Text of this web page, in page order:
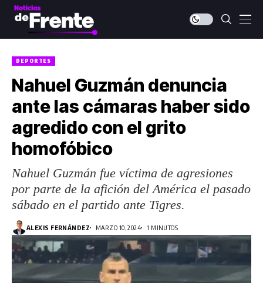
DEPORTES
Nahuel Guzmán denuncia
ante las cámaras haber sido
agredido con el grito
homofóbico
Nahuel Guzmán fue víctima de agresiones
por parte de la afición del América el pasado
sábado en el partido ante Tigres.
ALEXIS FERNÁNDEZ MARZO 10, 2024 1 MINUTOS